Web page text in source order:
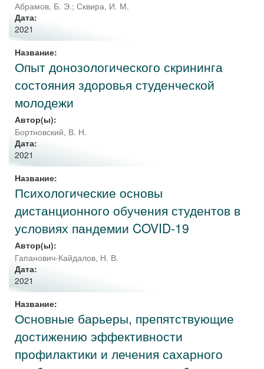
Абрамов, Б. Э.; Сквира, И. М.
Дата:
2021
Название:
Опыт донозологического скрининга
состояния здоровья студенческой
молодежи
Автор(ы):
Бортновский, В. Н.
Дата:
2021
Название:
Психологические основы
дистанционного обучения студентов в
условиях пандемии COVID-19
Автор(ы):
Гапанович-Кайдалов, Н. В.
Дата:
2021
Название:
Основные барьеры, препятствующие
достижению эффективности
профилактики и лечения сахарного